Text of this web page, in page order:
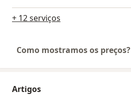
+ 12 serviços
Como mostramos os preços?
Artigos